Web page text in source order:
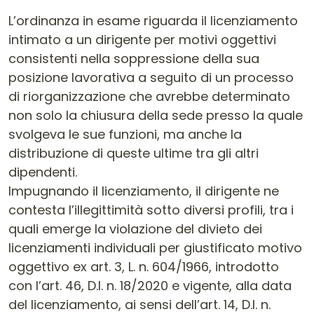
L’ordinanza in esame riguarda il licenziamento
intimato a un dirigente per motivi oggettivi
consistenti nella soppressione della sua
posizione lavorativa a seguito di un processo
di riorganizzazione che avrebbe determinato
non solo la chiusura della sede presso la quale
svolgeva le sue funzioni, ma anche la
distribuzione di queste ultime tra gli altri
dipendenti.
Impugnando il licenziamento, il dirigente ne
contesta l’illegittimità sotto diversi profili, tra i
quali emerge la violazione del divieto dei
licenziamenti individuali per giustificato motivo
oggettivo ex art. 3, L. n. 604/1966, introdotto
con l’art. 46, D.l. n. 18/2020 e vigente, alla data
del licenziamento, ai sensi dell’art. 14, D.l. n.